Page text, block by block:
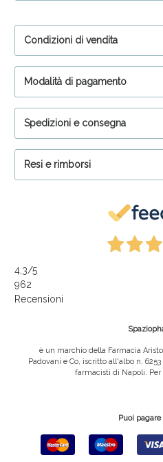
Condizioni di vendita
Modalità di pagamento
Spedizioni e consegna
Resi e rimborsi
4,3/5
962
Recensioni
è un marchio della Farmacia
Padovani e Co, iscritto all'albo n.
farmacisti di Napoli. Per
Puoi pagare